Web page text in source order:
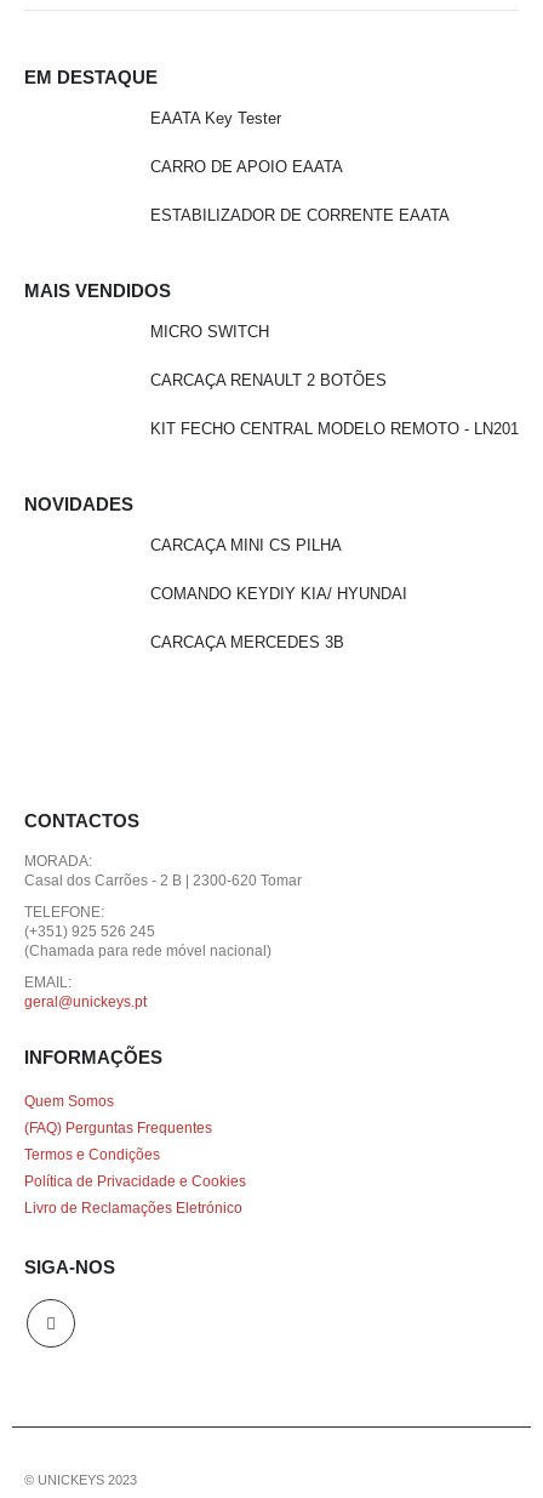
EM DESTAQUE
EAATA Key Tester
CARRO DE APOIO EAATA
ESTABILIZADOR DE CORRENTE EAATA
MAIS VENDIDOS
MICRO SWITCH
CARCAÇA RENAULT 2 BOTÕES
KIT FECHO CENTRAL MODELO REMOTO - LN201
NOVIDADES
CARCAÇA MINI CS PILHA
COMANDO KEYDIY KIA/ HYUNDAI
CARCAÇA MERCEDES 3B
CONTACTOS
MORADA:
Casal dos Carrões - 2 B | 2300-620 Tomar
TELEFONE:
(+351) 925 526 245
(Chamada para rede móvel nacional)
EMAIL:
geral@unickeys.pt
INFORMAÇÕES
Quem Somos
(FAQ) Perguntas Frequentes
Termos e Condições
Política de Privacidade e Cookies
Livro de Reclamações Eletrónico
SIGA-NOS
© UNICKEYS 2023